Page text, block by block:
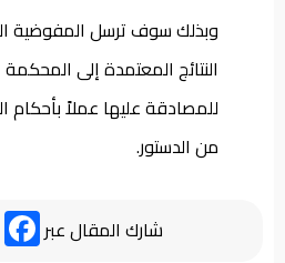
وبذلك سوف ترسل المفوضية
النتائج المعتمدة إلى المحكمة
من الدستور.
شارك المقال عبر